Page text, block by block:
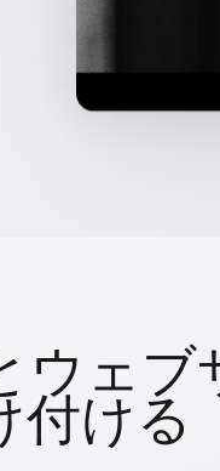
ウェブ
付ける